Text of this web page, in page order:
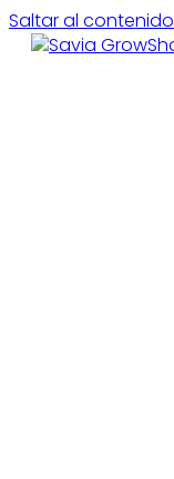
Saltar al contenido